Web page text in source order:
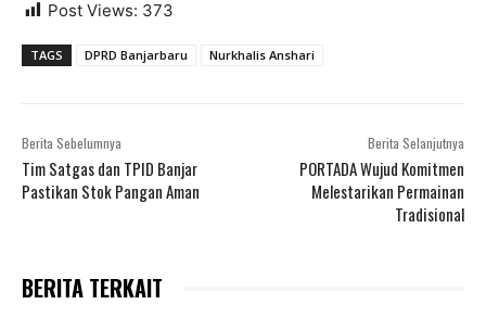
Post Views: 373
TAGS DPRD Banjarbaru Nurkhalis Anshari
Berita Sebelumnya
Tim Satgas dan TPID Banjar
Pastikan Stok Pangan Aman
Berita Selanjutnya
PORTADA Wujud Komitmen
Melestarikan Permainan
Tradisional
BERITA TERKAIT